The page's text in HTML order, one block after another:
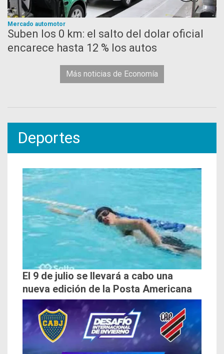
Mercado automotor
Suben los 0 km: el salto del dolar oficial
encarece hasta 12 % los autos
Más noticias de Economía
Deportes
El 9 de julio se llevará a cabo una
nueva edición de la Posta Americana